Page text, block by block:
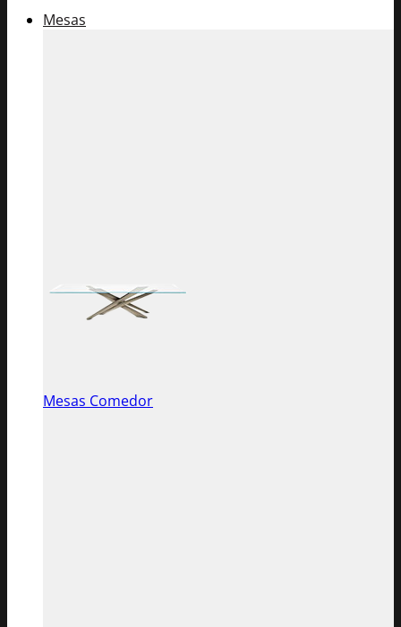
Mesas
Mesas Comedor